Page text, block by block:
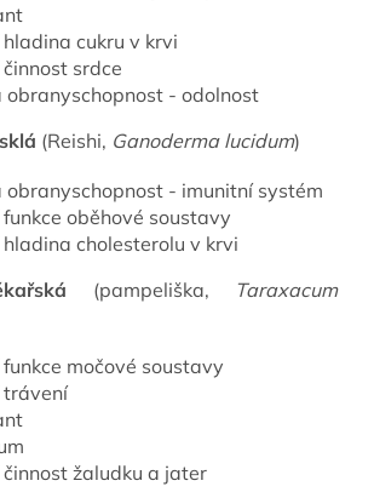
cukru v krvi
srdce
obranyschopnost - odolnost
(Reishi, Ganoderma lucidum)
obranyschopnost - imunitní systém
oběhové soustavy
cholesterolu v krvi
(pampeliška, Taraxacum
močové soustavy
trávení
žaludku a jater